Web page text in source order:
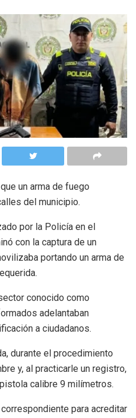
un arma de fuego
del municipio.
por la Policía en el
con la captura de un
portando un arma de
conocido como
adelantaban
a ciudadanos.
durante el procedimiento
y, al practicarle un registro,
calibre 9 milímetros.
para acreditar